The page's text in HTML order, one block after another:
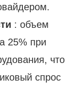
: объем
25% при
что
спрос